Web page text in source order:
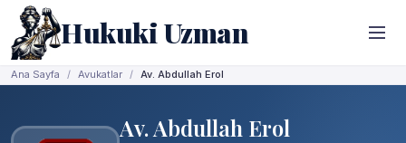
Hukuki Uzman
Ana Sayfa Avukatlar Av. Abdullah Erol
Av. Abdullah Erol